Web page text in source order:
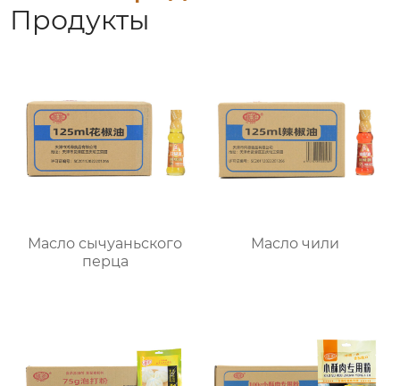
Продукты
Масло сычуаньского
перца
Масло чили